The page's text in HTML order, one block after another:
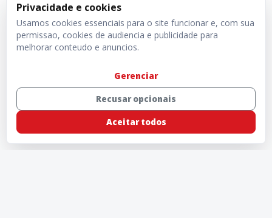
Privacidade e cookies
Usamos cookies essenciais para o site funcionar e, com sua
permissao, cookies de audiencia e publicidade para
melhorar conteudo e anuncios.
Gerenciar
Recusar opcionais
Aceitar todos